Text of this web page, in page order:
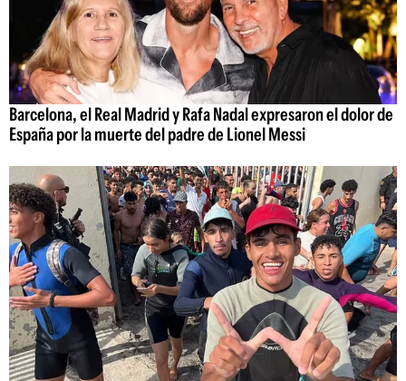
Barcelona, el Real Madrid y Rafa Nadal expresaron el dolor de
España por la muerte del padre de Lionel Messi